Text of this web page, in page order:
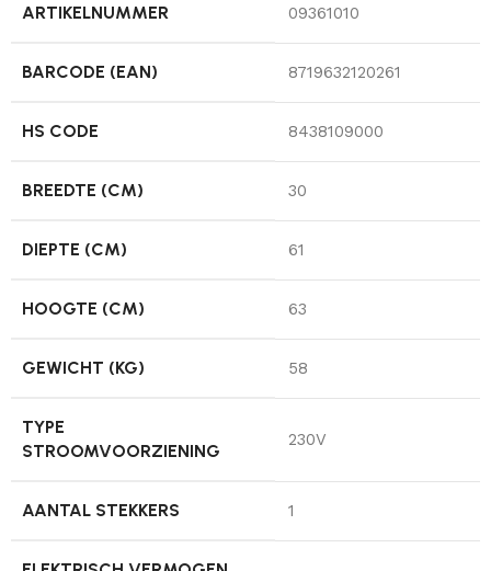
ARTIKELNUMMER 09361010
BARCODE (EAN) 8719632120261
HS CODE 8438109000
BREEDTE (CM) 30
DIEPTE (CM) 61
HOOGTE (CM) 63
GEWICHT (KG) 58
TYPE
STROOMVOORZIENING
230V
AANTAL STEKKERS 1